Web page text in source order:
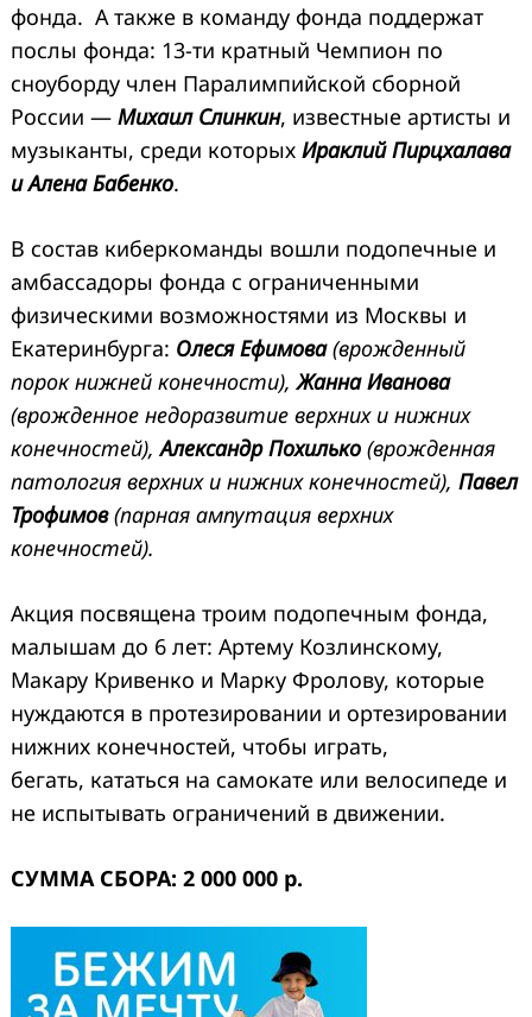
фонда. А также в команду фонда поддержат
послы фонда: 13-ти кратный Чемпион по
сноуборду член Паралимпийской сборной
России — Михаил Слинкин, известные артисты и
музыканты, среди которых Ираклий Пирцхалава
и Алена Бабенко.
В состав киберкоманды вошли подопечные и
амбассадоры фонда с ограниченными
физическими возможностями из Москвы и
Екатеринбурга: Олеся Ефимова(врожденный
порок нижней конечности),Жанна Иванова
(врожденное недоразвитие верхних и нижних
конечностей),Александр Похилько (врожденная
патология верхних и нижних конечностей), Павел
Трофимов(парная ампутация верхних
конечностей).
Акция посвящена троим подопечным фонда,
малышам до 6 лет: Артему Козлинскому,
Макару Кривенко и Марку Фролову, которые
нуждаются в протезировании и ортезировании
нижних конечностей, чтобы играть,
бегать, кататься на самокате или велосипеде и
не испытывать ограничений в движении.
СУММА СБОРА: 2 000 000 р.